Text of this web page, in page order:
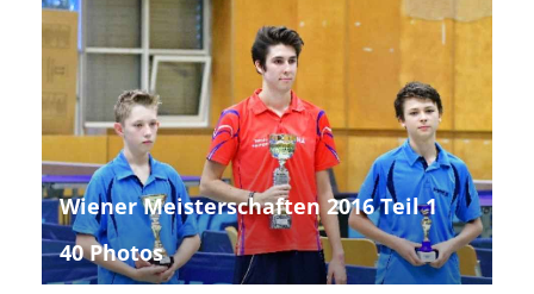
Wiener Meisterschaften 2016 Teil 1
40 Photos